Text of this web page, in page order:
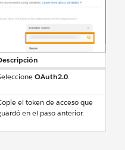
OAuth2.0.
el token de acceso que
en el paso anterior.